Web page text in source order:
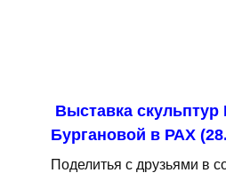
Выставка скульптур
Бургановой в РАХ
Поделитья с друзьями в